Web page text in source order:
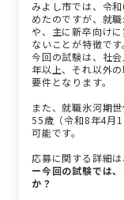
みよし市では、令
めたのですが、就
や、主に新卒向け
ないことが特徴です
今回の試験は、社
年以上、それ以外
要件となります。
また、就職氷河期
55歳（令和8年4月
可能です。
応募に関する詳細は
ー今回の試験では
か？